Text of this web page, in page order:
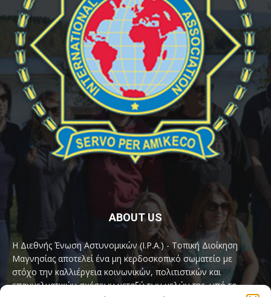
ABOUT US
Η Διεθνής Ένωση Αστυνομικών (I.P.A.) - Τοπική Διοίκηση
Μαγνησίας αποτελεί ένα μη κερδοσκοπικό σωματείο με
στόχο την καλλιέργεια κοινωνικών, πολιτιστικών και
επαγγελματικών σχέσεων μεταξύ των μελών της, υπό το